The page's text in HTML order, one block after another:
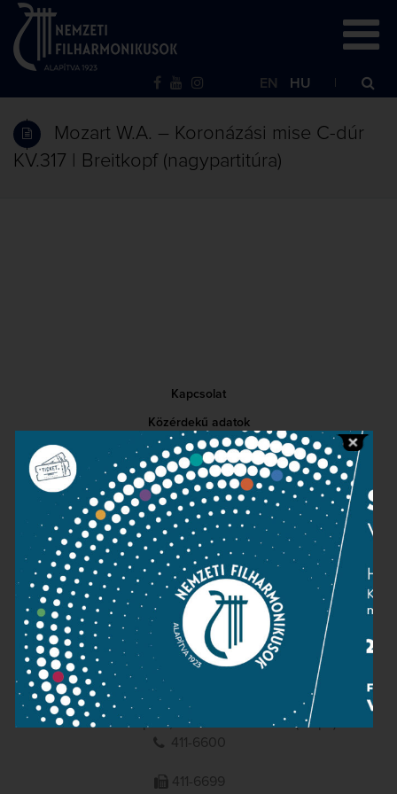
EN HU
Mozart W.A. – Koronázási mise C-dúr
KV.317 | Breitkopf (nagypartitúra)
Kapcsolat
Közérdekű adatok
Sajtószoba
Adatvédelem
Impresszum
NEMZETI
FILHARMONIKUSOK
1095 Budapest, Komor Marcell u. 1. (Müpa)
411-6600
411-6699